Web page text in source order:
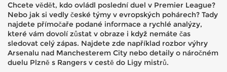
Chcete vědět, kdo ovládl poslední duel v Premier League?
Nebo jak si vedly české týmy v evropských pohárech? Tady
najdete přímočaře podané informace a rychlé analýzy,
které vám dovolí zůstat v obraze i když nemáte čas
sledovat celý zápas. Najdete zde například rozbor výhry
Arsenalu nad Manchesterem City nebo detaily o náročném
duelu Plzně s Rangers v cestě do Ligy mistrů.